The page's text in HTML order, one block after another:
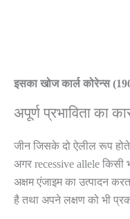
इसका खोज कार्ल कोरेन्स
अपूर्ण प्रभाविता का
जीन जिसके दो ऐलील रूप होते
अगर recessive allele किसी
अक्षम एंजाइम का उत्पादन
है तथा अपने लक्षण को भी